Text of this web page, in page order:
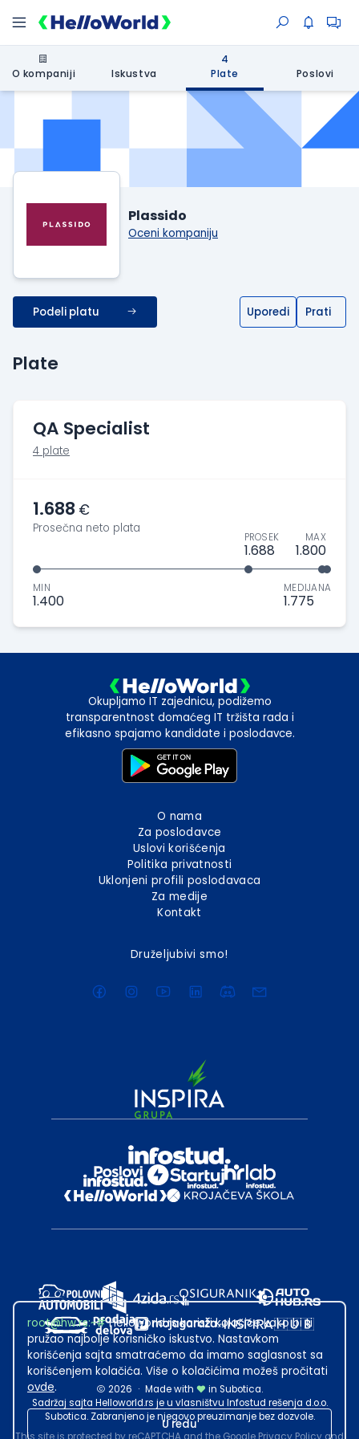
O kompaniji Iskustva
4
Plate
Poslovi
Plassido
Oceni kompaniju
Podeli platu Uporedi Prati
Plate
QA Specialist
4 plate
1.688 €
Prosečna neto plata
MIN
1.400
MEDIJANA
1.775
PROSEK
1.688
MAX
1.800
Okupljamo IT zajednicu, podižemo
transparentnost domaćeg IT tržišta rada i
efikasno spajamo kandidate i poslodavce.
O nama
Za poslodavce
Uslovi korišćenja
Politika privatnosti
Uklonjeni profili poslodavaca
Za medije
Kontakt
Druželjubivi smo!
2026 · Made with
in Subotica.
Sadržaj sajta Helloworld.rs je u vlasništvu Infostud rešenja d.o.o.
Subotica. Zabranjeno je njegovo preuzimanje bez dozvole.
root@hw.rs:~#Helloworld.rs koristi kolačiće kako bi ti
pružao najbolje korisničko iskustvo. Nastavkom
korišćenja sajta smatraćemo da imamo saglasnost sa
korišćenjem kolačića. Više o kolačićima možeš pročitati
ovde.
U redu